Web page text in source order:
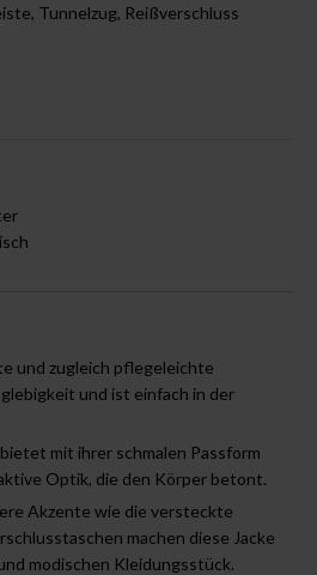
Tunnelzug, Reißverschluss
und zugleich pflegeleichte
und ist einfach in der
bietet mit ihrer schmalen Passform
Optik, die den Körper betont.
Akzente wie die versteckte
machen diese Jacke
modischen Kleidungsstück.